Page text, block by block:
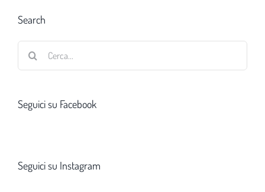
Search
Seguici su Facebook
Seguici su Instagram